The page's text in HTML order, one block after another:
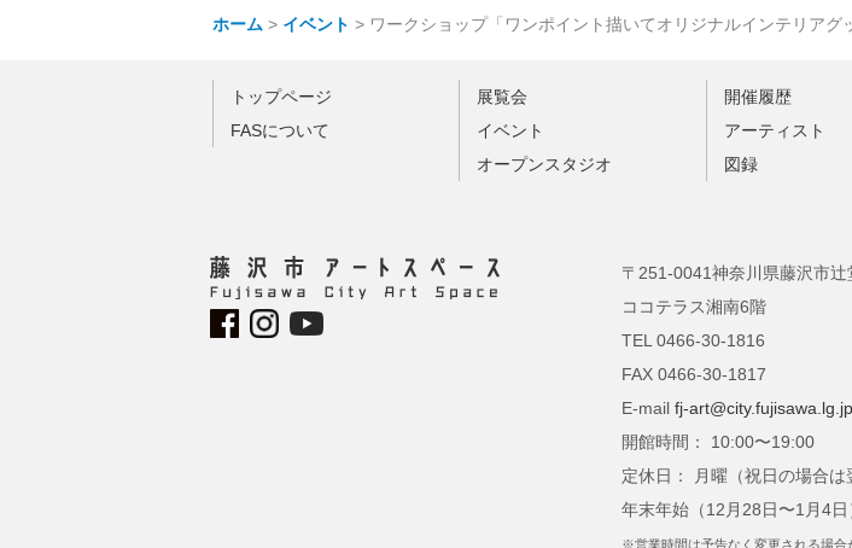
ホーム > イベント > ワークショップ「ワンポイント描いてオリジナルインテリアグ
トップページ
FASについて
展覧会
イベント
オープンスタジオ
開催履歴
アーティスト
図録
〒251-0041神奈川県藤沢市
ココテラス湘南6階
TEL 0466-30-1816
FAX 0466-30-1817
E-mail fj-art@city.fujisawa.lg.jp
開館時間： 10:00〜19:00
定休日： 月曜（祝日の場合は
年末年始（12月28日〜1月4日
※営業時間は予告なく変更される場合